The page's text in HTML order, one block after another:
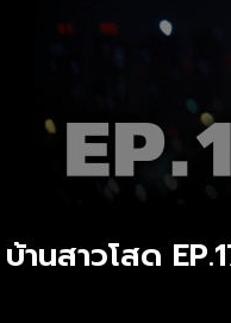
บ้านสาวโสด